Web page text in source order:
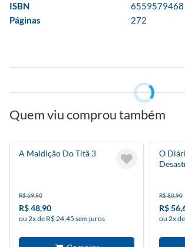
ISBN
6559579468
Páginas
272
Quem viu comprou também
A Maldição Do Titã 3
R$ 69,90
R$ 48,90
ou 2x de R$ 24,45 sem juros
O
R$ 80,90
R$
ou 2x